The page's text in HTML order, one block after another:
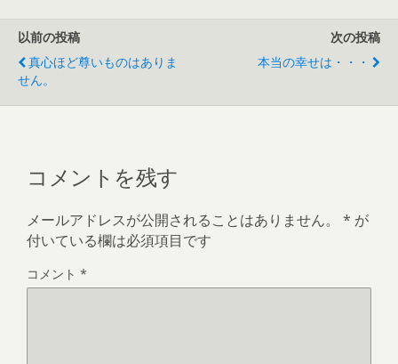
以前の投稿
真心ほど尊いものはありま
せん。
次の投稿
本当の幸せは・・・
コメントを残す
メールアドレスが公開されることはありません。 * が
付いている欄は必須項目です
コメント *